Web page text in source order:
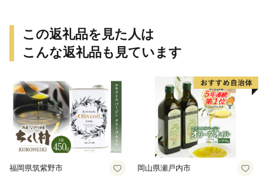
この返礼品を見た人は
こんな返礼品も見ています
福岡県筑紫野市 岡山県瀬戸内市